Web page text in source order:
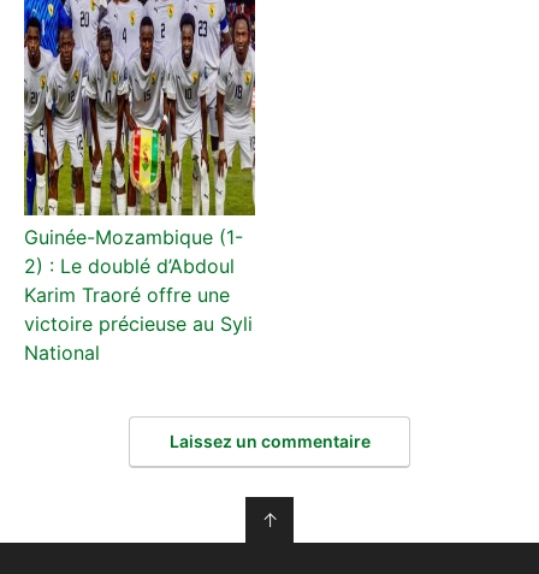
Guinée-Mozambique (1-
2) : Le doublé d’Abdoul
Karim Traoré offre une
victoire précieuse au Syli
National
Laissez un commentaire
↑